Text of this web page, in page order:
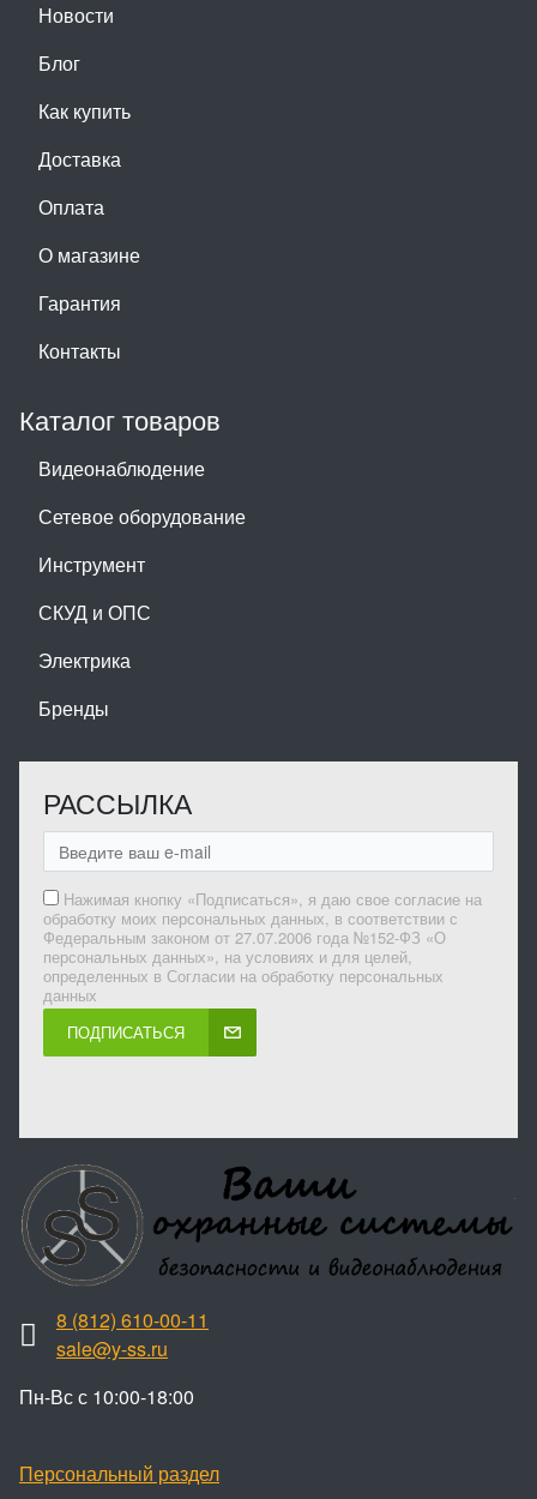
Новости
Блог
Как купить
Доставка
Оплата
О магазине
Гарантия
Контакты
Каталог товаров
Видеонаблюдение
Сетевое оборудование
Инструмент
СКУД и ОПС
Электрика
Бренды
РАССЫЛКА
Нажимая кнопку «Подписаться», я даю свое согласие на
обработку моих персональных данных, в соответствии с
Федеральным законом от 27.07.2006 года №152-ФЗ «О
персональных данных», на условиях и для целей,
определенных в Согласии на обработку персональных
данных
ПОДПИСАТЬСЯ
8 (812) 610-00-11
sale@y-ss.ru
Пн-Вс с 10:00-18:00
Персональный раздел